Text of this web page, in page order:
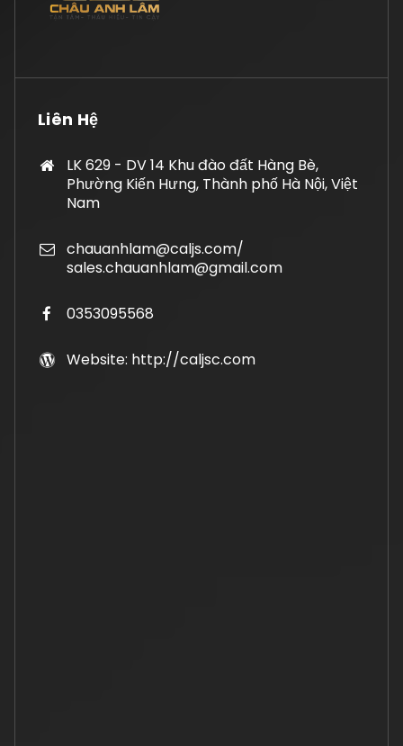
Liên Hệ
LK 629 - DV 14 Khu đào đất Hàng Bè,
Phường Kiến Hưng, Thành phố Hà Nội, Việt
Nam
chauanhlam@caljs.com/
sales.chauanhlam@gmail.com
0353095568
Website: http://caljsc.com